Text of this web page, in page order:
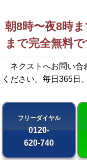
朝8時〜夜8時
まで完全無料で
ネクストへお問い合
ください。毎日365日
フリーダイヤル
0120-
620-740